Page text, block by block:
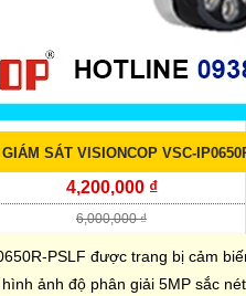
SÁT VISIONCOP VSC-
4,200,000 ₫
6,000,000 ₫
PSLF được trang bị cảm
ảnh độ phân giải 5MP sắc